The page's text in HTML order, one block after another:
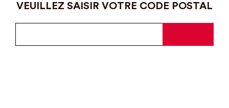
VEUILLEZ SAISIR VOTRE CODE POSTAL